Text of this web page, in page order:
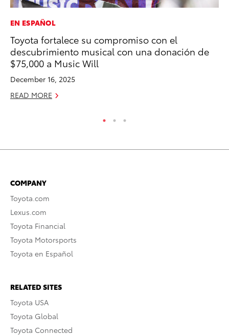
EN ESPAÑOL
Toyota fortalece su compromiso con el
descubrimiento musical con una donación de
$75,000 a Music Will
December 16, 2025
READ MORE
COMPANY
Toyota.com
Lexus.com
Toyota Financial
Toyota Motorsports
Toyota en Español
RELATED SITES
Toyota USA
Toyota Global
Toyota Connected